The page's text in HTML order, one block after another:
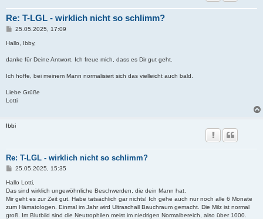
Re: T-LGL - wirklich nicht so schlimm?
B
i
a
25.05.2025, 17:09
Hallo, Ibby,
danke für Deine Antwort. Ich freue mich, dass es Dir gut geht.
Ich hoffe, bei meinem Mann normalisiert sich das vielleicht auch bald.
Liebe Grüße
Lotti
Ibbi
Re: T-LGL - wirklich nicht so schlimm?
B
i
t
a
g
25.05.2025, 15:35
Hallo Lotti,
Das sind wirklich ungewöhnliche Beschwerden, die dein Mann hat.
Mir geht es zur Zeit gut. Habe tatsächlich gar nichts! Ich gehe auch nur noch alle 6 Monate
zum Hämatologen. Einmal im Jahr wird Ultraschall Bauchraum gemacht. Die Milz ist normal
groß. Im Blutbild sind die Neutrophilen meist im niedrigen Normalbereich, also über 1000.